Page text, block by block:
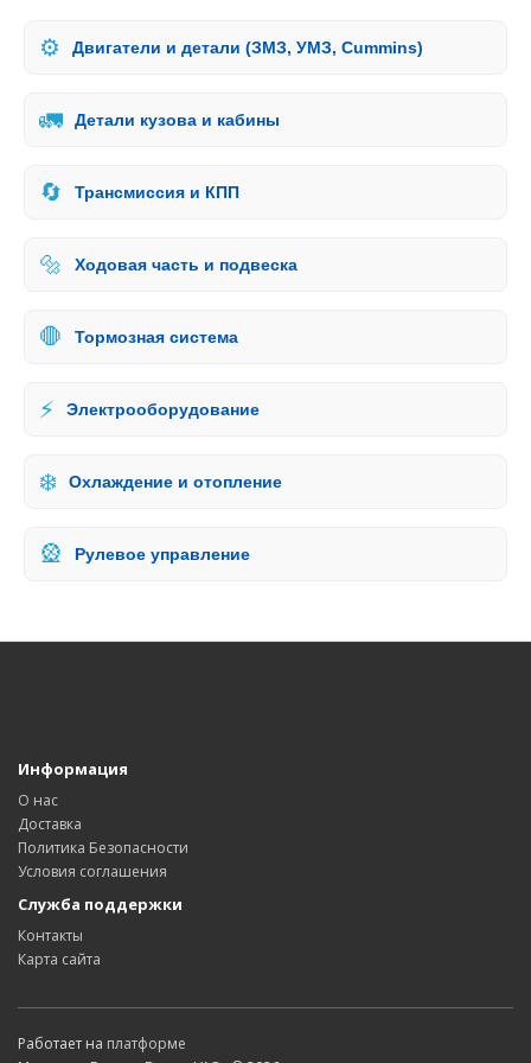
⚙️ Двигатели и детали (ЗМЗ, УМЗ, Cummins)
🚛 Детали кузова и кабины
🔄 Трансмиссия и КПП
🔩 Ходовая часть и подвеска
🛑 Тормозная система
⚡ Электрооборудование
❄️ Охлаждение и отопление
🎡 Рулевое управление
Информация
О нас
Доставка
Политика Безопасности
Условия соглашения
Служба поддержки
Контакты
Карта сайта
Работает на платформе